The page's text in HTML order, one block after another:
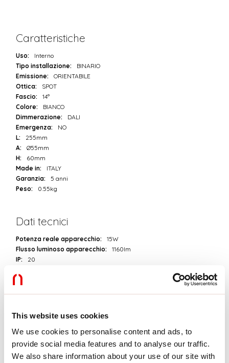
This website uses cookies
We use cookies to personalise content and ads, to
provide social media features and to analyse our traffic.
We also share information about your use of our site with
Caratteristiche
Uso:
Interno
Tipo installazione:
BINARIO
Emissione:
ORIENTABILE
Ottica:
SPOT
Fascio:
14°
Colore:
BIANCO
Dimmerazione:
DALI
Emergenza:
NO
L:
255mm
A:
Ø55mm
H:
60mm
Made in:
ITALY
Garanzia:
5 anni
Peso:
0.55kg
Dati tecnici
Potenza reale apparecchio:
15W
Flusso luminoso apparecchio:
1160lm
IP:
20
N° Driver per prodotto:
Sorgente
Potenza sorgente:
12W